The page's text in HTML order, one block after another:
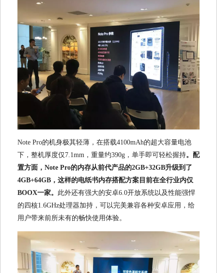
Note Pro的机身极其轻薄，在搭载4100mAh的超大容量电池
下，整机厚度仅7.1mm，重量约390g，单手即可轻松握持。配
置方面，Note Pro的内存从前代产品的2GB+32GB升级到了
4GB+64GB，这样的电纸书内存搭配方案目前在全行业内仅
BOOX一家。 此外还有强大的安卓6.0开放系统以及性能强悍
的四核1.6GHz处理器加持，可以完美兼容各种安卓应用，给
用户带来前所未有的畅快使用体验。